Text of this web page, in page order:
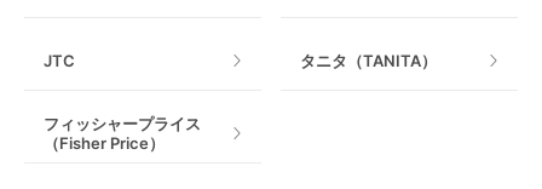
JTC タニタ（TANITA）
フィッシャープライス
（Fisher Price）